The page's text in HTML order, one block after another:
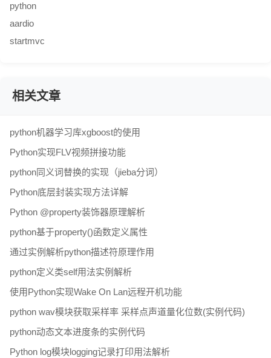
python
aardio
startmvc
相关文章
python机器学习库xgboost的使用
Python实现FLV视频拼接功能
python同义词替换的实现（jieba分词）
Python底层封装实现方法详解
Python @property装饰器原理解析
python基于property()函数定义属性
通过实例解析python描述符原理作用
python定义类self用法实例解析
使用Python实现Wake On Lan远程开机功能
python wav模块获取采样率 采样点声道量化位数(实例代码)
python动态文本进度条的实例代码
Python log模块logging记录打印用法解析